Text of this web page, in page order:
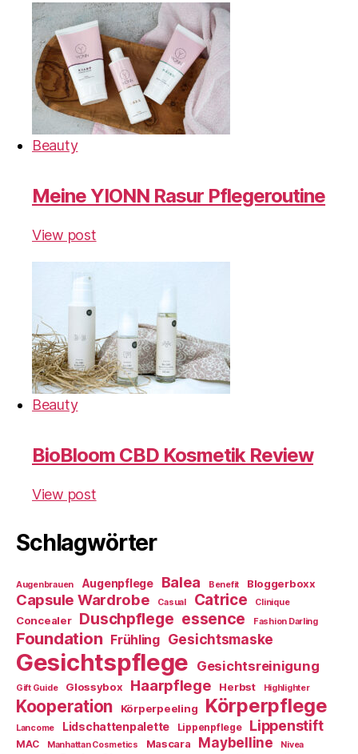
Beauty
Meine YIONN Rasur Pflegeroutine
View post
Beauty
BioBloom CBD Kosmetik Review
View post
Schlagwörter
Augenbrauen Augenpflege Balea Benefit Bloggerboxx
Capsule Wardrobe Casual Catrice Clinique
Concealer Duschpflege essence Fashion Darling
Foundation Frühling Gesichtsmaske
Gesichtspflege Gesichtsreinigung
Gift Guide Glossybox Haarpflege Herbst Highlighter
Kooperation Körperpeeling Körperpflege
Lancome Lidschattenpalette Lippenpflege Lippenstift
MAC Manhattan Cosmetics Mascara Maybelline Nivea